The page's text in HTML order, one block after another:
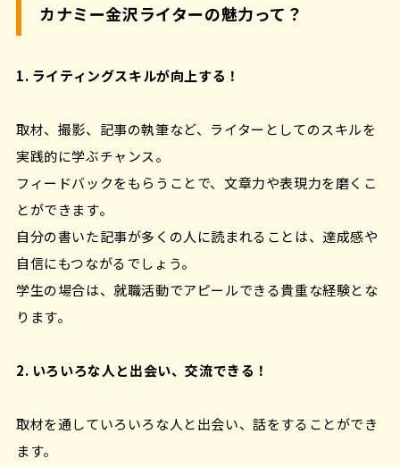
カナミー金沢ライターの魅力って？
1. ライティングスキルが向上する！
取材、撮影、記事の執筆など、ライターとしてのスキルを
実践的に学ぶチャンス。
フィードバックをもらうことで、文章力や表現力を磨くこ
とができます。
自分の書いた記事が多くの人に読まれることは、達成感や
自信にもつながるでしょう。
学生の場合は、就職活動でアピールできる貴重な経験とな
ります。
2. いろいろな人と出会い、交流できる！
取材を通していろいろな人と出会い、話をすることができ
ます。